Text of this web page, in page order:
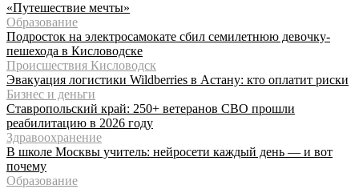
«Путешествие мечты»
Образование
Подросток на электросамокате сбил семилетнюю девочку-
пешехода в Кисловодске
Происшествия Кисловодск
Эвакуация логистики Wildberries в Астану: кто оплатит риски
Бизнес и деньги
Ставропольский край: 250+ ветеранов СВО прошли
реабилитацию в 2026 году
Здравоохранение
В школе Москвы учитель: нейросети каждый день — и вот
почему
Образование